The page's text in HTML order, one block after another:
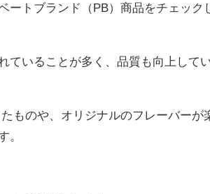
ートブランド（PB）商品をチェック
ていることが多く、品質も向上して
ものや、オリジナルのフレーバーが
。